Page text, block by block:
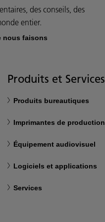
des conseils, des
entier.
nous faisons
Produits et Services
Produits bureautiques
Imprimantes de production
Équipement audiovisuel
Logiciels et applications
Services